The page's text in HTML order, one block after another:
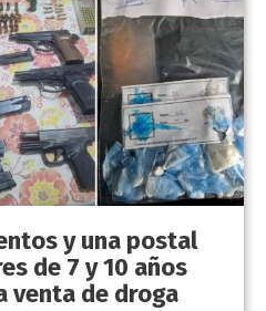
y una postal
de 7 y 10 años
venta de droga